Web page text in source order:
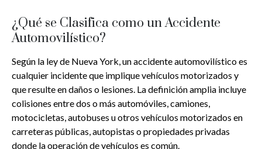
¿Qué se Clasifica como un Accidente
Automovilístico?
Según la ley de Nueva York, un accidente automovilístico es
cualquier incidente que implique vehículos motorizados y
que resulte en daños o lesiones. La definición amplia incluye
colisiones entre dos o más automóviles, camiones,
motocicletas, autobuses u otros vehículos motorizados en
carreteras públicas, autopistas o propiedades privadas
donde la operación de vehículos es común.